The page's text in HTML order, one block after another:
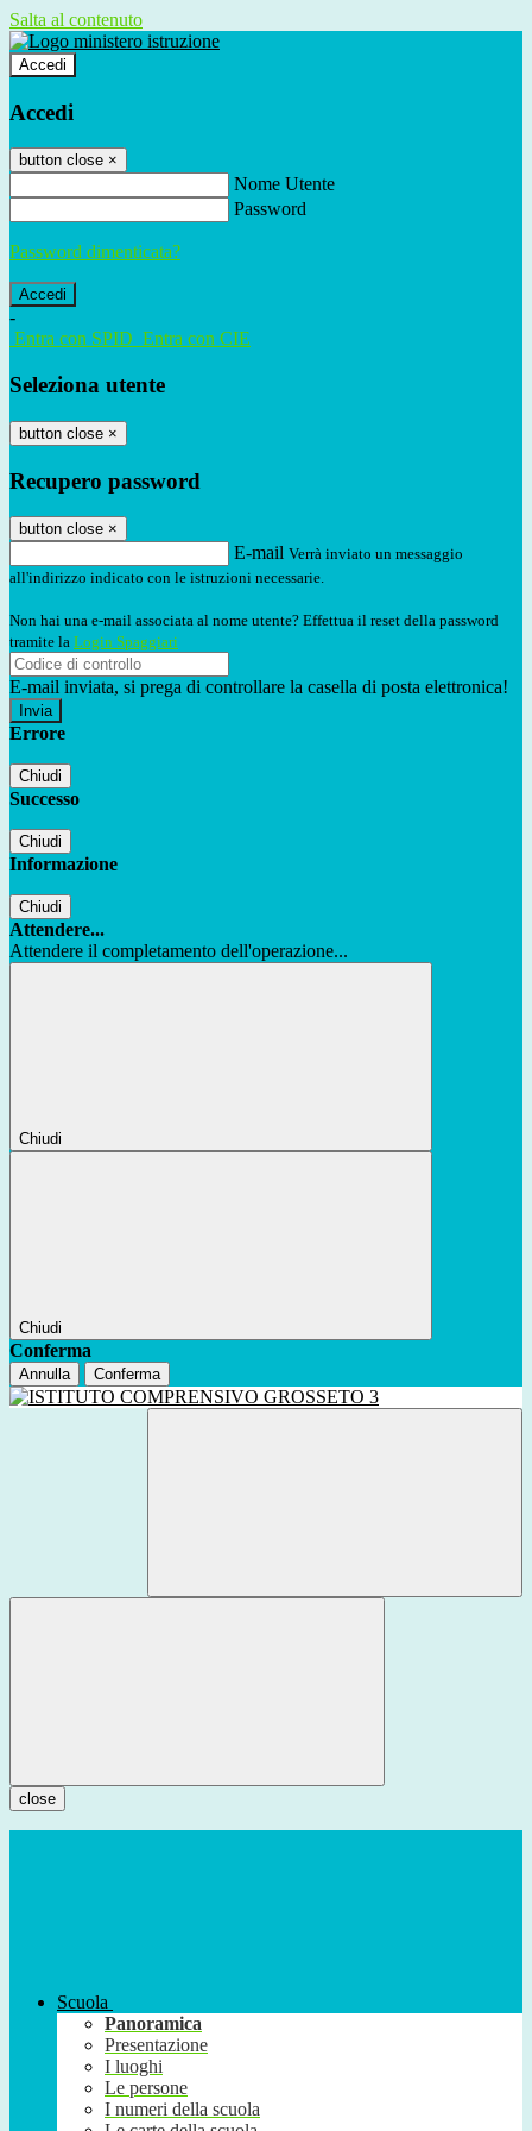
Salta al contenuto
Accedi
Accedi
button close ×
Nome Utente
Password
Password dimenticata?
-
Entra con SPID Entra con CIE
Seleziona utente
button close ×
Recupero password
button close ×
E-mail Verrà inviato un messaggio
all'indirizzo indicato con le istruzioni necessarie.
Non hai una e-mail associata al nome utente? Effettua il reset della password
tramite la Login Spaggiari
E-mail inviata, si prega di controllare la casella di posta elettronica!
Errore
Chiudi
Successo
Chiudi
Informazione
Chiudi
Attendere...
Attendere il completamento dell'operazione...
Chiudi
Chiudi
Conferma
Annulla Conferma
close
Scuola
Panoramica
Presentazione
I luoghi
Le persone
I numeri della scuola